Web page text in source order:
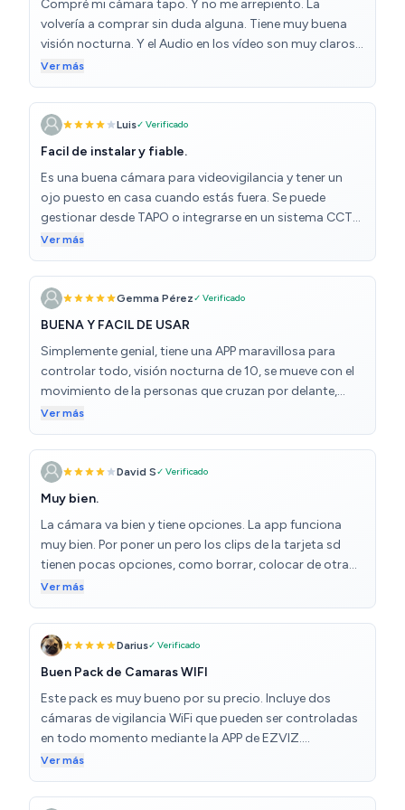
Compré mi cámara tapo. Y no me arrepiento. La
volvería a comprar sin duda alguna. Tiene muy buena
visión nocturna. Y el Audio en los vídeo son muy claros y
nítidos. Puedes hacer rotación 360 y es un éxito. Tiene
sensor de movimiento y al salir puedes colocar una
alarma que se activa con un movimiento y llega muy
rápido la notificación a el móvil. Si detecta una persona.
O algún movimiento... Es excelente producto...
Ver más
Luis✓ Verificado
Facil de instalar y fiable.
Es una buena cámara para videovigilancia y tener un
ojo puesto en casa cuando estás fuera. Se puede
gestionar desde TAPO o integrarse en un sistema CCTV
inalámbrico de un tercero junto a cámaras de otras
marcas. El piloto de estado se puede desactivar y tiene
visión nocturna infraroja para mayor discreción. El
único pero que le encuentro es que en alguna ocasión
tras un reinicio programado queda fuera de linea y es
conectar. Puede ser algo que te ocurra 2 o 3 veces en
todo un año de funcionamiento continuado con
reinicios programados, pero debe tenerse en cuenta.
Ver más
Gemma Pérez✓ Verificado
BUENA Y FACIL DE USAR
Simplemente genial, tiene una APP maravillosa para
controlar todo, visión nocturna de 10, se mueve con el
movimiento de la personas que cruzan por delante,
detecta hasta los insectos que se cruzan por delante de
la cámara y salen indicaciones de movimiento (pero no
de personas obvio). Estoy encantadísima. Además muy
fácil de manejar y conectar.
Ver más
David S✓ Verificado
Muy bien.
La cámara va bien y tiene opciones. La app funciona
muy bien. Por poner un pero los clips de la tarjeta sd
tienen pocas opciones, como borrar, colocar de otra
manera etc. El resto va perfecto.
Ver más
Darius✓ Verificado
Buen Pack de Camaras WIFI
Este pack es muy bueno por su precio. Incluye dos
cámaras de vigilancia WiFi que pueden ser controladas
en todo momento mediante la APP de EZVIZ.
Funcionan perfectamente y permite el uso de una
tarjeta SD para grabar en bucle cualquier detección de
movimiento de manera autónoma. Tienen visión
Ver más